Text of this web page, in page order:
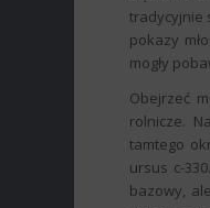
tradycyjnie
pokazy
mogły
Obejrzeć
rolnicze.
tamtego
ursus c-
bazowy,